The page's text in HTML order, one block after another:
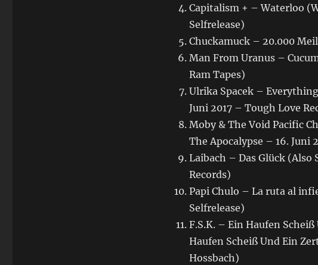
Capitalism + – Waterloo
Selfrelease)
Chuckamuck – 20.000
Man From Uranus –
Ram Tapes)
Ulrika Spacek –
Juni 2017 – Tough Love
Moby & The Void Pacific
The Apocalypse – 16. Juni
Laibach – Das Glück (Also
Records)
Papi Chulo – La ruta al
Selfrelease)
F.S.K. – Ein Haufen
Haufen Scheiß Und Ein
Hossbach)